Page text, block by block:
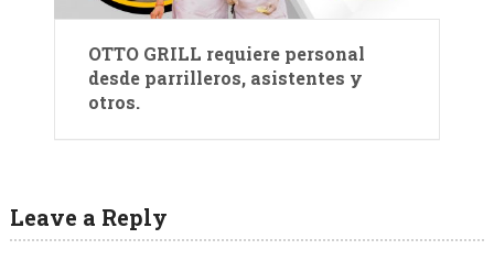
OTTO GRILL requiere personal
desde parrilleros, asistentes y
otros.
Leave a Reply